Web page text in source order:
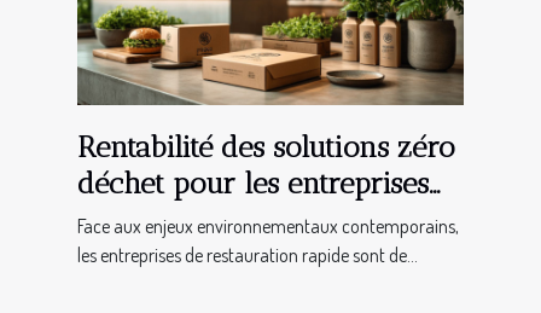
Rentabilité des solutions zéro
déchet pour les entreprises
de restauration rapide
Face aux enjeux environnementaux contemporains,
les entreprises de restauration rapide sont de...